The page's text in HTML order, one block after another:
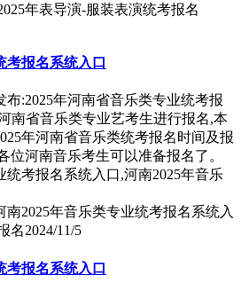
年表导演-服装表演统考报名
考报名系统入口
:2025年河南省音乐类专业统考报
南省音乐类专业艺考生进行报名,本
年河南省音乐类统考报名时间及报
位河南音乐考生可以准备报名了。
南2025年音乐类专业统考报名系统入
名2024/11/5
考报名系统入口